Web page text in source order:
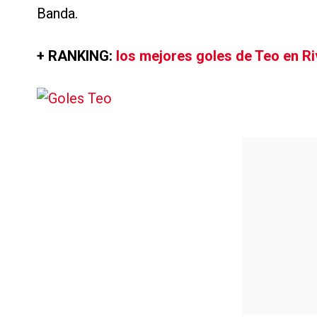
Banda.
+ RANKING: los mejores goles de Teo en